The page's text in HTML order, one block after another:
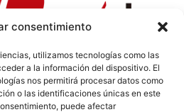
consentimiento
utilizamos tecnologías como las
a la información del dispositivo. El
nos permitirá procesar datos como
o las identificaciones únicas en este
puede afectar
| Política de Cookies|Aviso
Codi ètic|Tarifes de Publicitat